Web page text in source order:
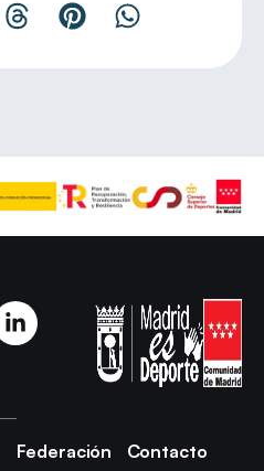
Federación
Contacto